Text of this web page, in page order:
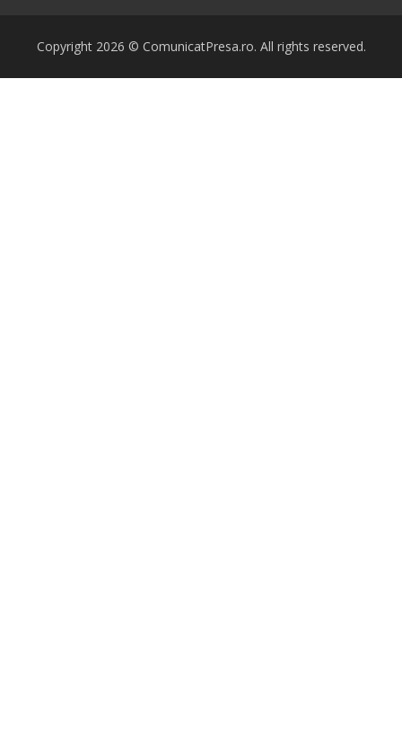
Copyright 2026 © ComunicatPresa.ro. All rights reserved.